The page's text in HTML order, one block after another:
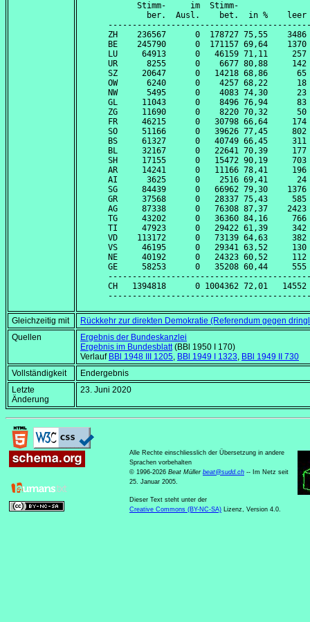
Stimm-     im  Stimm-
ber.  Ausl.    bet.  in %
ZH    236567      0  178727 75,55
BE    245790      0  171157 69,64
LU     64913      0   46159 71,11
UR      8255      0    6677 80,88
SZ     20647      0   14218 68,86
OW      6240      0    4257 68,22
NW      5495      0    4083 74,30
GL     11043      0    8496 76,94
ZG     11690      0    8220 70,32
FR     46215      0   30798 66,64
SO     51166      0   39626 77,45
BS     61327      0   40749 66,45
BL     32167      0   22641 70,39
SH     17155      0   15472 90,19
AR     14241      0   11166 78,41
AI      3625      0    2516 69,41      24
SG     84439      0   66962 79,30
GR     37568      0   28337 75,43
AG     87338      0   76308 87,37
TG     43202      0   36360 84,16
TI     47923      0   29422 61,39     342
VD    113172      0   73139 64,63
VS     46195      0   29341 63,52     130
NE     40192      0   24323 60,52
GE     58253      0   35208 60,44
CH   1394818      0 1004362 72,01
Gleichzeitig mit
Rückkehr zur direkten Demokratie (Referendum gegen
Quellen
Ergebnis der Bundeskanzlei
Ergebnis im Bundesblatt(BBl 1950 I 170)
Verlauf BBl 1948 III 1205, BBl 1949 I 1323, BBl 1949 II 730
Vollständigkeit
Endergebnis
Letzte
Änderung
23. Juni 2020
Alle Rechte einschliesslich der Übersetzung in andere
Sprachen vorbehalten
© 1996-2026 Beat Müller beat@sudd.ch -- Im Netz seit
25. Januar 2005.
Dieser Text steht unter der
Creative Commons (BY-NC-SA) Lizenz, Version 4.0.